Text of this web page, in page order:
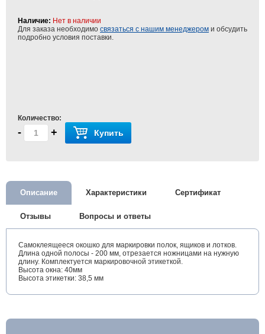
Наличие: Нет в наличии
Для заказа необходимо связаться с нашим менеджером и обсудить
подробно условия поставки.
Количество:
- + Купить
Описание Характеристики Сертификат
Отзывы Вопросы и ответы
Самоклеящееся окошко для маркировки полок, ящиков и лотков.
Длина одной полосы - 200 мм, отрезается ножницами на нужную
длину. Комплектуется маркировочной этикеткой.
Высота окна: 40мм
Высота этикетки: 38,5 мм